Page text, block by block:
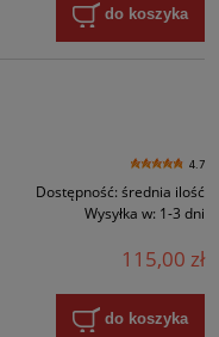
do koszyka
4.7
Dostępność: średnia ilość
Wysyłka w: 1-3 dni
115,00 zł
do koszyka